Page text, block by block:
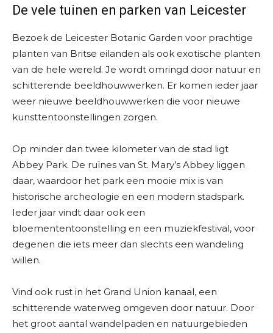
De vele tuinen en parken van Leicester
Bezoek de Leicester Botanic Garden voor prachtige
planten van Britse eilanden als ook exotische planten
van de hele wereld. Je wordt omringd door natuur en
schitterende beeldhouwwerken. Er komen ieder jaar
weer nieuwe beeldhouwwerken die voor nieuwe
kunsttentoonstellingen zorgen.
Op minder dan twee kilometer van de stad ligt
Abbey Park. De ruïnes van St. Mary’s Abbey liggen
daar, waardoor het park een mooie mix is van
historische archeologie en een modern stadspark.
Ieder jaar vindt daar ook een
bloemententoonstelling en een muziekfestival, voor
degenen die iets meer dan slechts een wandeling
willen.
Vind ook rust in het Grand Union kanaal, een
schitterende waterweg omgeven door natuur. Door
het groot aantal wandelpaden en natuurgebieden